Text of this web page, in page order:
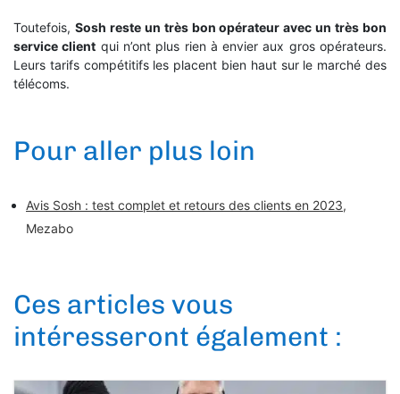
Toutefois, Sosh reste un très bon opérateur avec un très bon
service client qui n’ont plus rien à envier aux gros opérateurs.
Leurs tarifs compétitifs les placent bien haut sur le marché des
télécoms.
Pour aller plus loin
Avis Sosh : test complet et retours des clients en 2023,
Mezabo
Ces articles vous
intéresseront également :